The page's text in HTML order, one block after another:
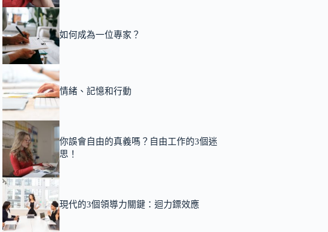
如何成為一位專家？
情緒、記憶和行動
你誤會自由的真義嗎？自由工作的3個迷
思！
現代的3個領導力關鍵：迴力鏢效應